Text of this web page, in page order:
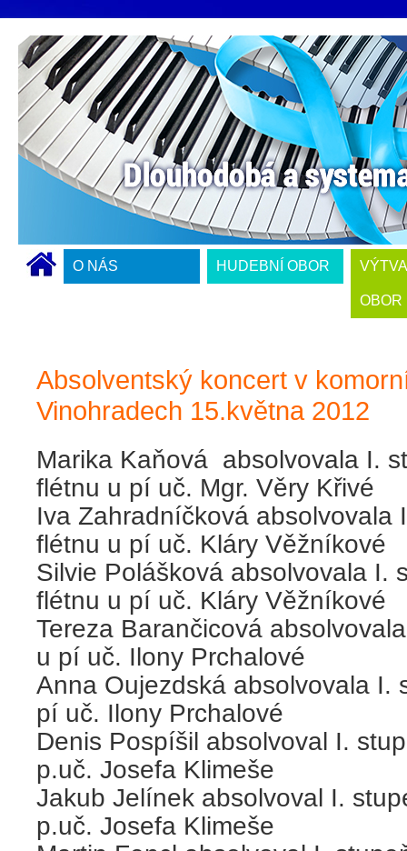
O NÁS HUDEBNÍ OBOR
OBOR
Absolventský koncert v
Vinohradech 15.května 2012
Marika Kaňová absolvovala I.
flétnu u pí uč. Mgr. Věry Křivé
Iva Zahradníčková absolvovala
flétnu u pí uč. Kláry Věžníkové
Silvie Polášková absolvovala I.
flétnu u pí uč. Kláry Věžníkové
Tereza Barančicová
u pí uč. Ilony Prchalové
Anna Oujezdská absolvovala I.
pí uč. Ilony Prchalové
Denis Pospíšil absolvoval I.
p.uč. Josefa Klimeše
Jakub Jelínek absolvoval I.
p.uč. Josefa Klimeše